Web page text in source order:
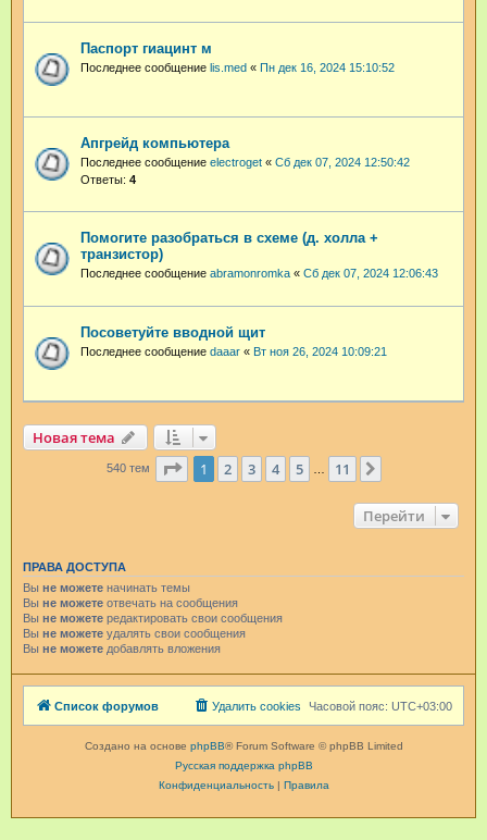
Паспорт гиацинт м
Последнее сообщение lis.med « Пн дек 16, 2024 15:10:52
Апгрейд компьютера
Последнее сообщение electroget « Сб дек 07, 2024 12:50:42
Ответы: 4
Помогите разобраться в схеме (д. холла +
транзистор)
Последнее сообщение abramonromka « Сб дек 07, 2024 12:06:43
Посоветуйте вводной щит
Последнее сообщение daaar « Вт ноя 26, 2024 10:09:21
Новая тема
540 тем Страница из 11
1 2 3 4 5 11
Перейти
ПРАВА ДОСТУПА
Вы не можете начинать темы
Вы не можете отвечать на сообщения
Вы не можете редактировать свои сообщения
Вы не можете удалять свои сообщения
Вы не можете добавлять вложения
Список форумов Часовой пояс: UTC+03:00
Удалить cookies
Создано на основе phpBB® Forum Software © phpBB Limited
Русская поддержка phpBB
Конфиденциальность| Правила